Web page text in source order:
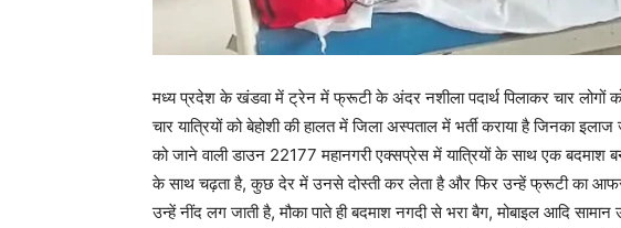
मध्य प्रदेश के खंडवा में ट्रेन में फ्रूटी के अंदर नशीला पदार्थ पिलाकर चार लोगों
चार यात्रियों को बेहोशी की हालत में जिला अस्पताल में भर्ती कराया है जिनका
को जाने वाली डाउन 22177 महानगरी एक्सप्रेस में यात्रियों के साथ एक
के साथ चढ़ता है, कुछ देर में उनसे दोस्ती कर लेता है और फिर उन्हें फ्रूटी का आफर
उन्हें नींद लग जाती है, मौका पाते ही बदमाश नगदी से भरा बैग, मोबाइल आदि